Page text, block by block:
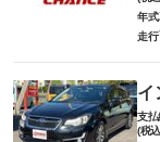
年式
走行
イ
支
(税